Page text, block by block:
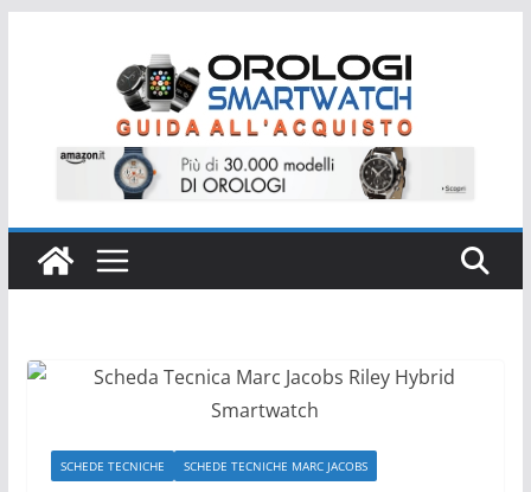
SCHEDE TECNICHE SCHEDE TECNICHE MARC JACOBS